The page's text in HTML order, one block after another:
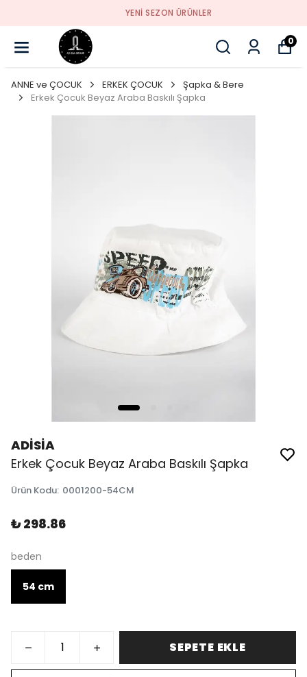
YENI SEZON ÜRÜNLER
0
ANNE ve ÇOCUK ERKEK ÇOCUK
Şapka & Bere
Erkek Çocuk Beyaz Araba Baskılı Şapka
ADİSİA
Erkek Çocuk Beyaz Araba Baskılı Şapka
Ürün Kodu: 0001200-54CM
₺ 298.86
beden
54 cm
SEPETE EKLE